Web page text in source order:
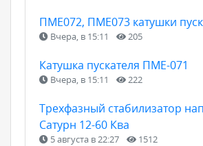
ПМЕ072, ПМЕ073 катушки
Вчера, в 15:11 205
Катушка пускателя ПМЕ-071
Вчера, в 15:11 222
Трехфазный стабилизатор
Сатурн 12-60 Ква
5 августа в 22:27 1512